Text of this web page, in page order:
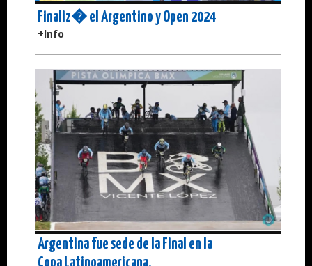
Finaliz� el Argentino y Open 2024
+Info
Argentina fue sede de la Final en la